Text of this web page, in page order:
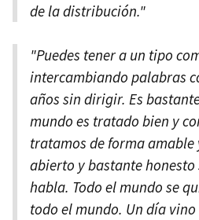
de la distribución."
"Puedes tener a un tipo
intercambiando palabras
años sin dirigir. Es
mundo es tratado bien y
tratamos de forma amable
abierto y bastante honesto
habla. Todo el mundo se
todo el mundo. Un día